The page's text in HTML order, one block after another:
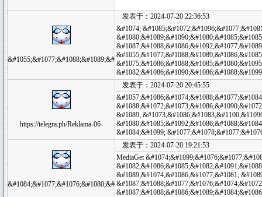
&#1055;&#1077;&#1088;&#1089;&#
发表于：2024-07-20 22:36:53
&#1074;
https://telegra.ph/Reklama-06-
发表于：2024-07-20 20:45:55
&#1089;
&#1084;&#1099;
&#1084;&#1077;&#1076;&#1080;&#
发表于：2024-07-20 19:21:53
MediaGet
&#1089;&#1074;&#1086;&#1077;&#1081;